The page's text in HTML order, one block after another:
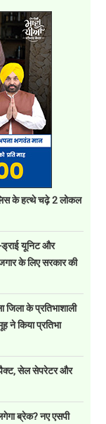
के हत्थे चढ़े 2 लोकल
यूनिट और
के लिए सरकार की
के प्रतिभाशाली
ने किया प्रतिभा
सेल सेपरेटर और
ब्रेक? नए एसपी